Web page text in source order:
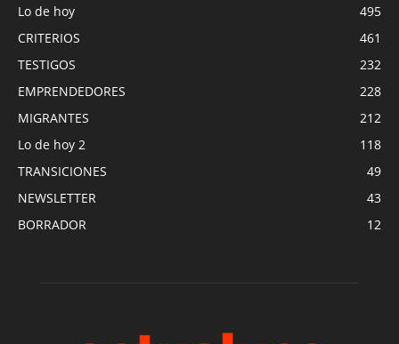
Lo de hoy
495
CRITERIOS
461
TESTIGOS
232
EMPRENDEDORES
228
MIGRANTES
212
Lo de hoy 2
118
TRANSICIONES
49
NEWSLETTER
43
BORRADOR
12